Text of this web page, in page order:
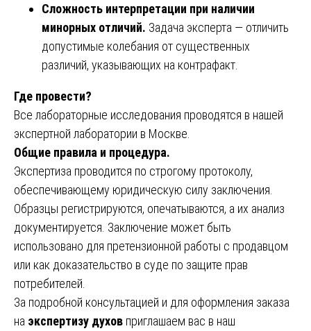
Сложность интерпретации при наличии
минорных отличий. Задача эксперта — отличить
допустимые колебания от существенных
различий, указывающих на контрафакт.
Где провести?
Все лабораторные исследования проводятся в нашей
экспертной лаборатории в Москве.
Общие правила и процедура.
Экспертиза проводится по строгому протоколу,
обеспечивающему юридическую силу заключения.
Образцы регистрируются, опечатываются, а их анализ
документируется. Заключение может быть
использовано для претензионной работы с продавцом
или как доказательство в суде по защите прав
потребителей.
За подробной консультацией и для оформления заказа
на экспертизу духов приглашаем вас в наш